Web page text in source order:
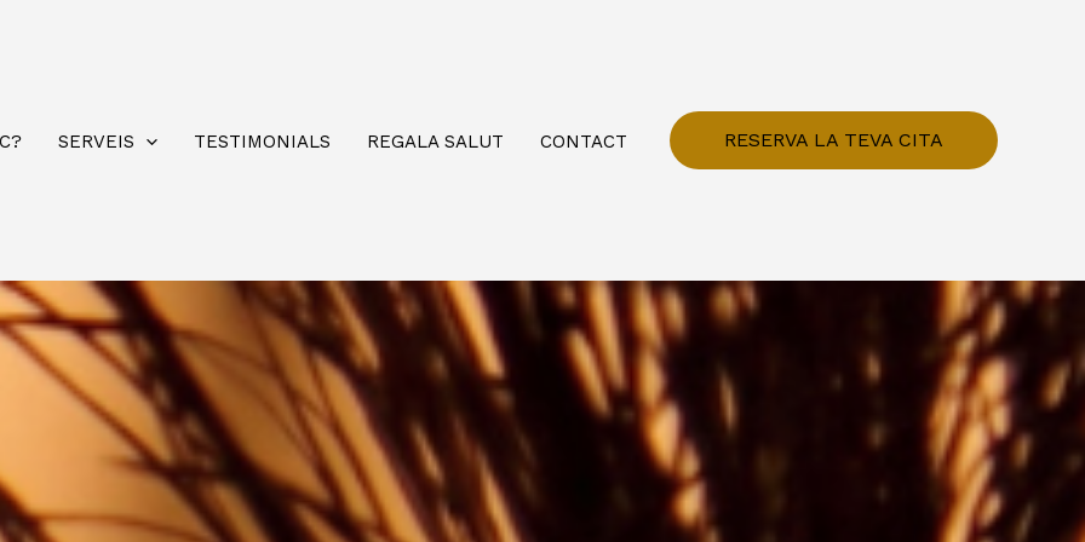
SERVEIS TESTIMONIALS REGALA SALUT CONTACT RESERVA LA TEVA CITA